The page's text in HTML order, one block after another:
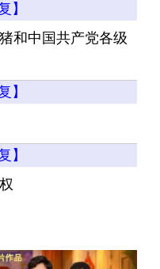
】
和中国共产党各级
】
】